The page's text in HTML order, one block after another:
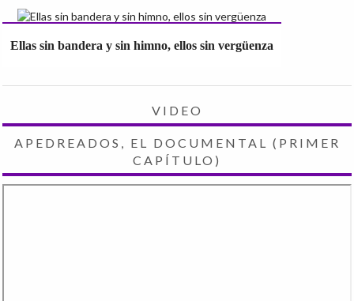
Ellas sin bandera y sin himno, ellos sin vergüenza
VIDEO
APEDREADOS, EL DOCUMENTAL (PRIMER
CAPÍTULO)